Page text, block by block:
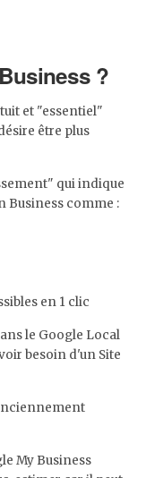
?
et "essentiel"
être plus
qui indique
Business comme :
en 1 clic
le Google Local
besoin d'un Site
My Business